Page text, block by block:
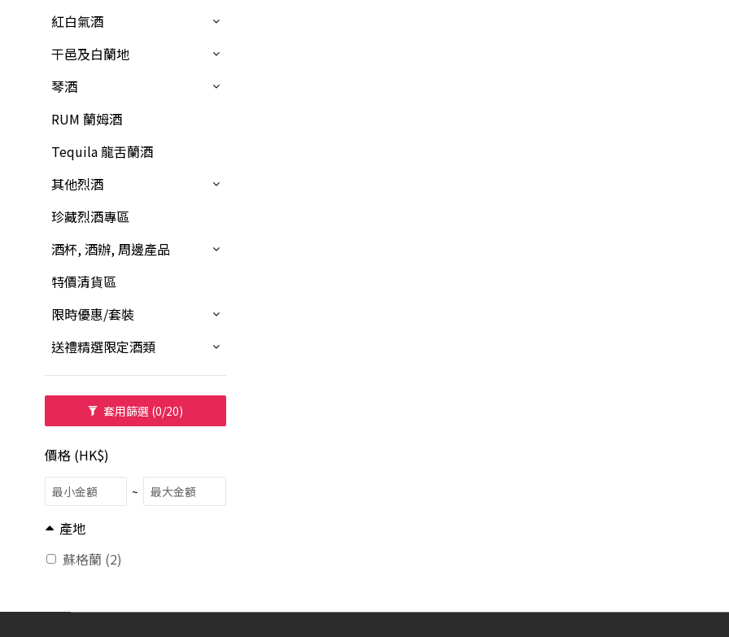
紅白氣酒
干邑及白蘭地
琴酒
RUM 蘭姆酒
Tequila 龍舌蘭酒
其他烈酒
珍藏烈酒專區
酒杯, 酒辦, 周邊產品
特價清貨區
限時優惠/套裝
送禮精選限定酒類
套用篩選 (0/20)
價格 (HK$)
~
產地
蘇格蘭 (2)